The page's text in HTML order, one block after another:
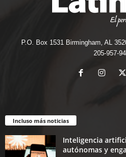
P.O. Box 1531 Birmingham, AL
205-957-
Incluso más noticias
Inteligencia
autónomas y